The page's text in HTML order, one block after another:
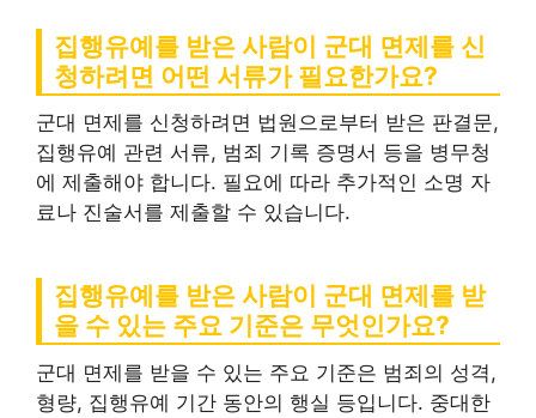
집행유예를 받은 사람이 군대 면제를 신
청하려면 어떤 서류가 필요한가요?
군대 면제를 신청하려면 법원으로부터 받은 판결문,
집행유예 관련 서류, 범죄 기록 증명서 등을 병무청
에 제출해야 합니다. 필요에 따라 추가적인 소명 자
료나 진술서를 제출할 수 있습니다.
집행유예를 받은 사람이 군대 면제를 받
을 수 있는 주요 기준은 무엇인가요?
군대 면제를 받을 수 있는 주요 기준은 범죄의 성격,
형량, 집행유예 기간 동안의 행실 등입니다. 중대한